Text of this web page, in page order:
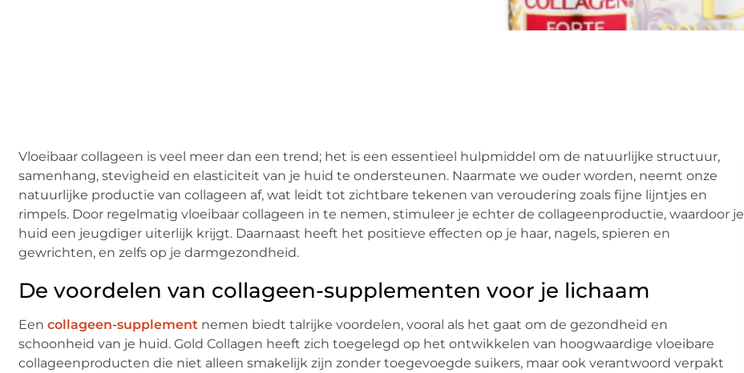
Vloeibaar collageen is veel meer dan een trend; het is een essentieel hulpmiddel om de natuurlijke structuur,
samenhang, stevigheid en elasticiteit van je huid te ondersteunen. Naarmate we ouder worden, neemt onze
natuurlijke productie van collageen af, wat leidt tot zichtbare tekenen van veroudering zoals fijne lijntjes en
rimpels. Door regelmatig vloeibaar collageen in te nemen, stimuleer je echter de collageenproductie, waardoor je
huid een jeugdiger uiterlijk krijgt. Daarnaast heeft het positieve effecten op je haar, nagels, spieren en
gewrichten, en zelfs op je darmgezondheid.
De voordelen van collageen-supplementen voor je lichaam
Een collageen-supplement nemen biedt talrijke voordelen, vooral als het gaat om de gezondheid en
schoonheid van je huid. Gold Collagen heeft zich toegelegd op het ontwikkelen van hoogwaardige vloeibare
collageenproducten die niet alleen smakelijk zijn zonder toegevoegde suikers, maar ook verantwoord verpakt